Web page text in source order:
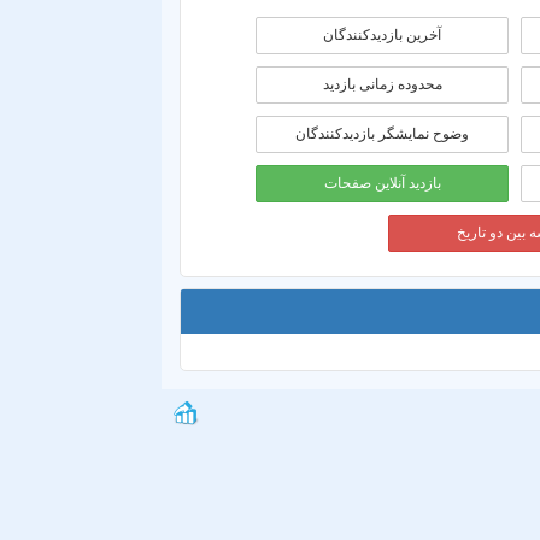
آخرین بازدیدکنندگان
محدوده زمانی بازديد
وضوح نمایشگر بازدیدکنندگان
بازدید آنلاین صفحات
بین دو تاریخ